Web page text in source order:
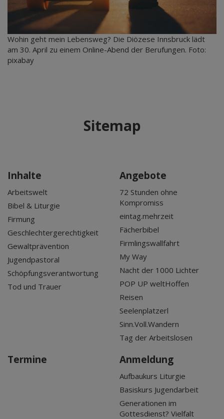
Wohin geht mein Lebensweg? Die Diözese Innsbruck lädt
am 30. April zu einem Online-Abend der Berufungen. Foto:
pixabay
Sitemap
Inhalte
Arbeitswelt
Bibel & Liturgie
Firmung
Geschlechtergerechtigkeit
Gewaltprävention
Jugendpastoral
Schöpfungsverantwortung
Tod und Trauer
Angebote
72 Stunden ohne
Kompromiss
eintag.mehrzeit
Fächerbibel
Firmlingswallfahrt
My Way
Nacht der 1000 Lichter
POP UP weltHoffen
Reisen
Seelenplatzerl
Sinn.Voll.Wandern
Tag der Arbeitslosen
Termine Anmeldung
Aufbaukurs Liturgie
Basiskurs Jugendarbeit
Generationen im
Gottesdienst? Vielfalt